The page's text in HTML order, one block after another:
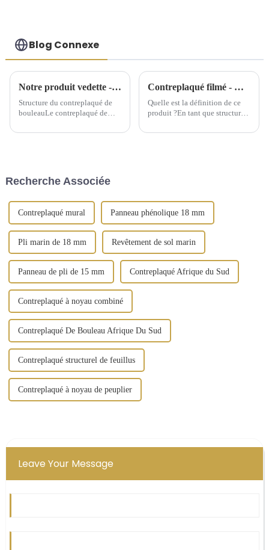
Blog Connexe
Notre produit vedette - Contreplaqué de bouleau
Structure du contreplaqué de
bouleauLe contreplaqué de
plusieurs couches de placage
couche interne est appelée
matériau de base. Le noyau
Contreplaqué filmé - Quel est ce produit ?
Quelle est la définition de ce
produit ?En tant que structure
contreplaqué filmé offre une
Recherche Associée
Contreplaqué mural Panneau phénolique 18 mm
Pli marin de 18 mm Revêtement de sol marin
Panneau de pli de 15 mm Contreplaqué Afrique du Sud
Contreplaqué à noyau combiné
Contreplaqué De Bouleau Afrique Du Sud
Contreplaqué structurel de feuillus
Contreplaqué à noyau de peuplier
Leave Your Message